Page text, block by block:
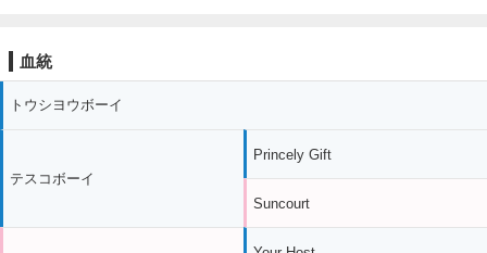
血統
トウシヨウボーイ
テスコボーイ
Princely Gift
Suncourt